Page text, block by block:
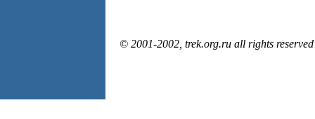
© 2001-2002, trek.org.ru all rights reserved